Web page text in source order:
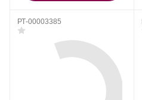
РТ-00003385